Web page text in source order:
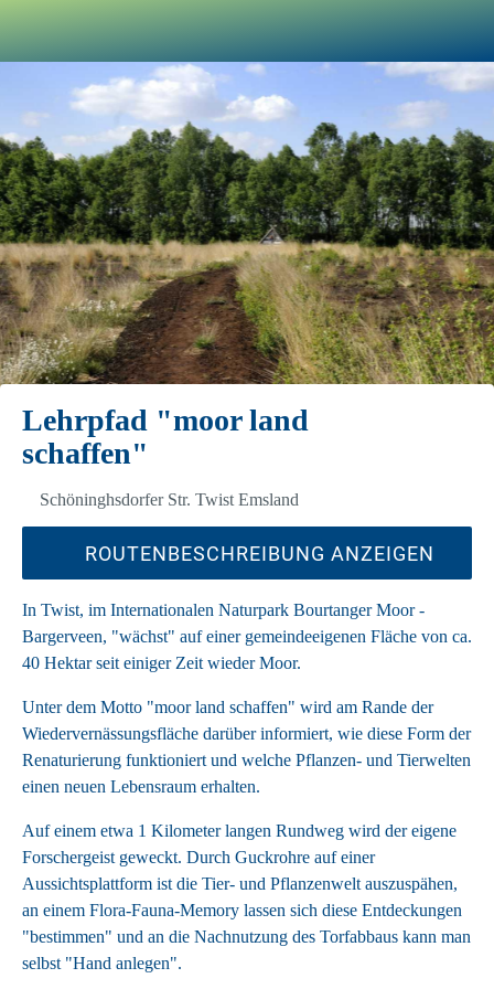
Lehrpfad "moor land
schaffen"
Schöninghsdorfer Str. Twist Emsland
ROUTENBESCHREIBUNG ANZEIGEN
In Twist, im Internationalen Naturpark Bourtanger Moor -
Bargerveen, "wächst" auf einer gemeindeeigenen Fläche von ca.
40 Hektar seit einiger Zeit wieder Moor.
Unter dem Motto "moor land schaffen" wird am Rande der
Wiedervernässungsfläche darüber informiert, wie diese Form der
Renaturierung funktioniert und welche Pflanzen- und Tierwelten
einen neuen Lebensraum erhalten.
Auf einem etwa 1 Kilometer langen Rundweg wird der eigene
Forschergeist geweckt. Durch Guckrohre auf einer
Aussichtsplattform ist die Tier- und Pflanzenwelt auszuspähen,
an einem Flora-Fauna-Memory lassen sich diese Entdeckungen
"bestimmen" und an die Nachnutzung des Torfabbaus kann man
selbst "Hand anlegen".